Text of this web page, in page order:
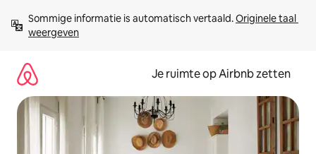
direct
naar
Sommige informatie is automatisch vertaald. Originele taal
weergeven
Je ruimte op Airbnb zetten